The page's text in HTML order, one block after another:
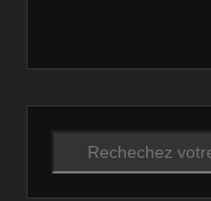
Recherche